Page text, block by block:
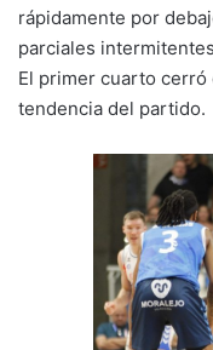
rápidamente por
parciales
El primer cuarto cerró
tendencia del partido.